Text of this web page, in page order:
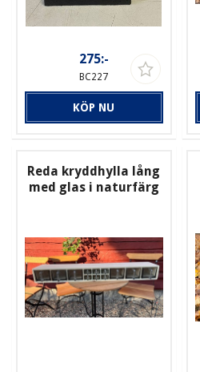
275:-
BC227
KÖP NU
Reda kryddhylla lång
med glas i naturfärg